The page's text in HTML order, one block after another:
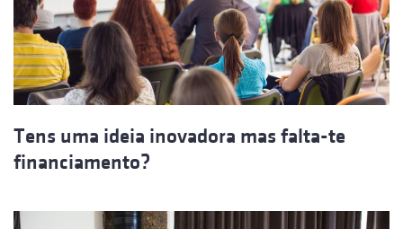
Tens uma ideia inovadora mas falta-te
financiamento?